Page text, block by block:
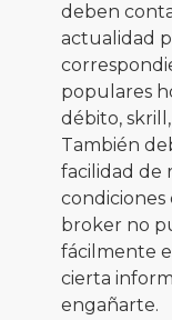
deben
actualidad
populares
débito,
También
facilidad de
condiciones
broker no
fácilmente
cierta
engañarte.